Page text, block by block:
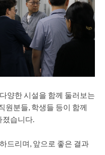
양한 시설을 함께 둘러보는
원분들, 학생들 등이 함께
졌습니다.
드리며, 앞으로 좋은 결과